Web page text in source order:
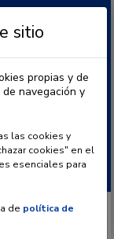
sitio
propias y de
navegación y
las cookies y
cookies" en el
esenciales para
de política de